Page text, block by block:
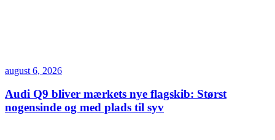
august 6, 2026
Audi Q9 bliver mærkets nye flagskib: Størst
nogensinde og med plads til syv